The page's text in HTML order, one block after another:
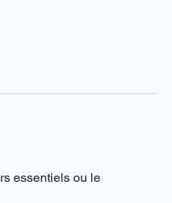
essentiels ou le